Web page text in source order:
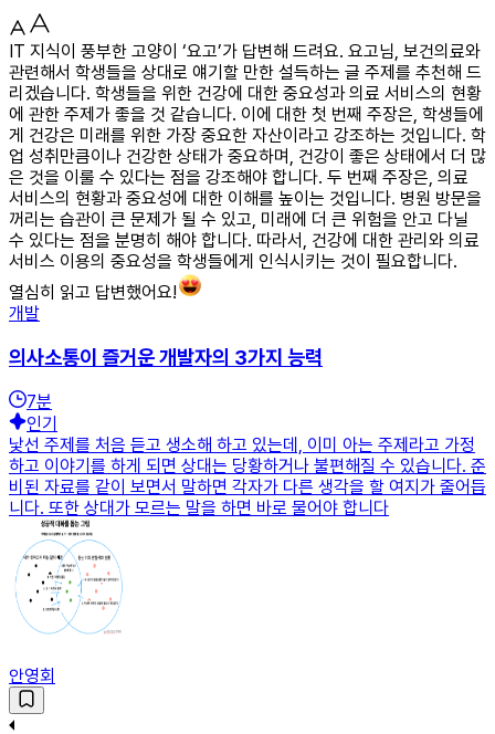
IT 지식이 풍부한 고양이 ‘요고’가 답변해 드려요. 요고님, 보건의료와
관련해서 학생들을 상대로 얘기할 만한 설득하는 글 주제를 추천해 드
리겠습니다. 학생들을 위한 건강에 대한 중요성과 의료 서비스의 현황
에 관한 주제가 좋을 것 같습니다. 이에 대한 첫 번째 주장은, 학생들에
게 건강은 미래를 위한 가장 중요한 자산이라고 강조하는 것입니다. 학
업 성취만큼이나 건강한 상태가 중요하며, 건강이 좋은 상태에서 더 많
은 것을 이룰 수 있다는 점을 강조해야 합니다. 두 번째 주장은, 의료
서비스의 현황과 중요성에 대한 이해를 높이는 것입니다. 병원 방문을
꺼리는 습관이 큰 문제가 될 수 있고, 미래에 더 큰 위험을 안고 다닐
수 있다는 점을 분명히 해야 합니다. 따라서, 건강에 대한 관리와 의료
서비스 이용의 중요성을 학생들에게 인식시키는 것이 필요합니다.
열심히 읽고 답변했어요!
개발
의사소통이 즐거운 개발자의 3가지 능력
7분
인기
낯선 주제를 처음 듣고 생소해 하고 있는데, 이미 아는 주제라고 가정
하고 이야기를 하게 되면 상대는 당황하거나 불편해질 수 있습니다. 준
비된 자료를 같이 보면서 말하면 각자가 다른 생각을 할 여지가 줄어듭
니다. 또한 상대가 모르는 말을 하면 바로 물어야 합니다
안영회